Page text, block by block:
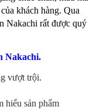
khách hàng. Qua
Nakachi rất được quý
Nakachi.
vượt trội.
hiểu sản phẩm